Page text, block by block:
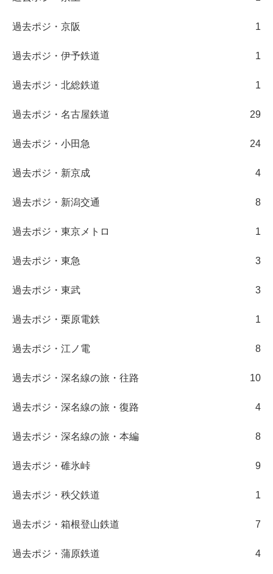
過去ポジ・京阪 1
過去ポジ・伊予鉄道 1
過去ポジ・北総鉄道 1
過去ポジ・名古屋鉄道 29
過去ポジ・小田急 24
過去ポジ・新京成 4
過去ポジ・新潟交通 8
過去ポジ・東京メトロ 1
過去ポジ・東急 3
過去ポジ・東武 3
過去ポジ・栗原電鉄 1
過去ポジ・江ノ電 8
過去ポジ・深名線の旅・往路 10
過去ポジ・深名線の旅・復路 4
過去ポジ・深名線の旅・本編 8
過去ポジ・碓氷峠 9
過去ポジ・秩父鉄道 1
過去ポジ・箱根登山鉄道 7
過去ポジ・蒲原鉄道 4